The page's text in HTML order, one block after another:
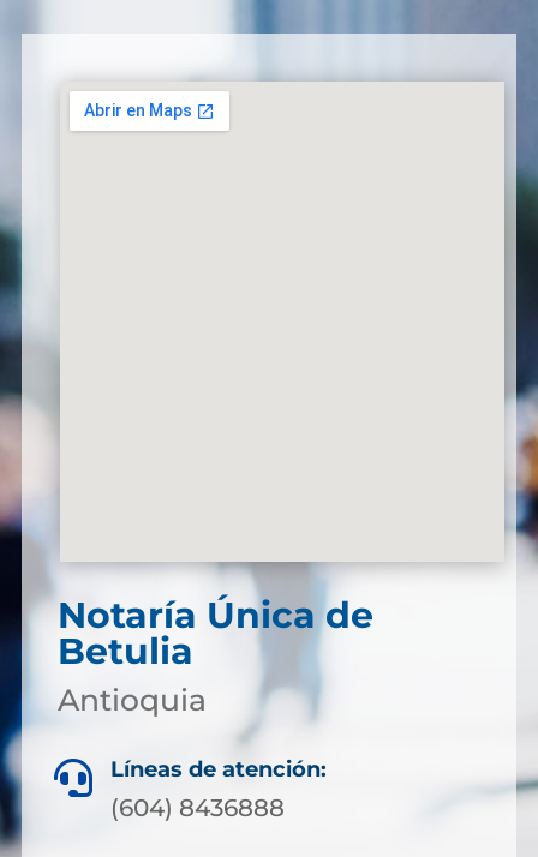
Notaría Única de
Betulia
Antioquia
 Líneas de atención:
(604) 8436888